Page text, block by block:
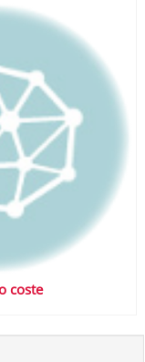
coste